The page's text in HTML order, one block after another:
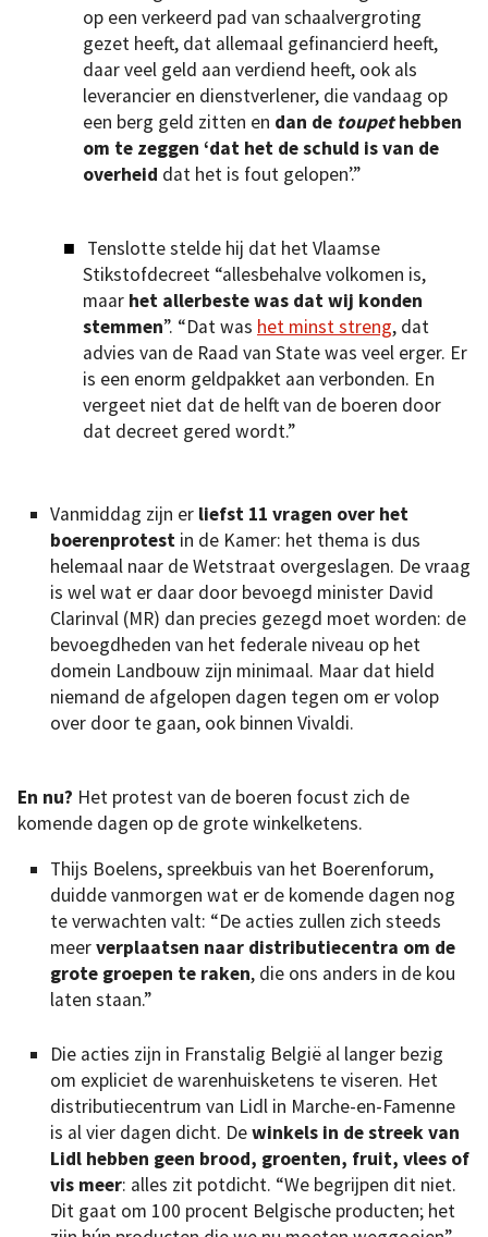
op een verkeerd pad van schaalvergroting
gezet heeft, dat allemaal gefinancierd heeft,
daar veel geld aan verdiend heeft, ook als
leverancier en dienstverlener, die vandaag op
een berg geld zitten en dan de toupethebben
om te zeggen ‘dat het de schuld is van de
overheid dat het is fout gelopen’.”
Tenslotte stelde hij dat het Vlaamse
Stikstofdecreet “allesbehalve volkomen is,
maar het allerbeste was dat wij konden
stemmen”. “Dat was het minst streng, dat
advies van de Raad van State was veel erger. Er
is een enorm geldpakket aan verbonden. En
vergeet niet dat de helft van de boeren door
dat decreet gered wordt.”
Vanmiddag zijn er liefst 11 vragen over het
boerenprotest in de Kamer: het thema is dus
helemaal naar de Wetstraat overgeslagen. De vraag
is wel wat er daar door bevoegd minister David
Clarinval (MR) dan precies gezegd moet worden: de
bevoegdheden van het federale niveau op het
domein Landbouw zijn minimaal. Maar dat hield
niemand de afgelopen dagen tegen om er volop
over door te gaan, ook binnen Vivaldi.
En nu? Het protest van de boeren focust zich de
komende dagen op de grote winkelketens.
Thijs Boelens, spreekbuis van het Boerenforum,
duidde vanmorgen wat er de komende dagen nog
te verwachten valt: “De acties zullen zich steeds
meerverplaatsen naar distributiecentra om de
grote groepen te raken, die ons anders in de kou
laten staan.”
Die acties zijn in Franstalig België al langer bezig
om expliciet de warenhuisketens te viseren. Het
distributiecentrum van Lidl in Marche-en-Famenne
is al vier dagen dicht. Dewinkels in de streek van
Lidl hebben geen brood, groenten, fruit, vlees of
vis meer: alles zit potdicht. “We begrijpen dit niet.
Dit gaat om 100 procent Belgische producten; het